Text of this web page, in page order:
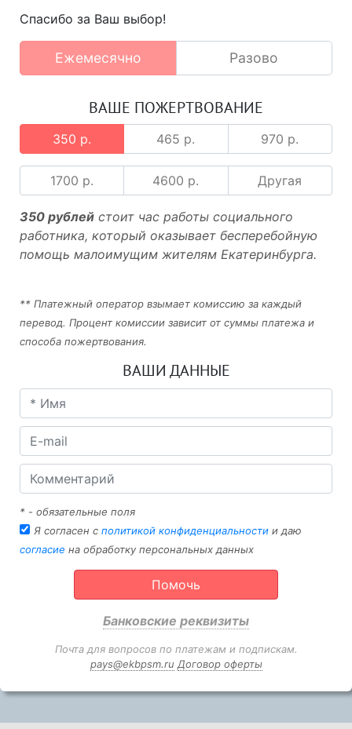
Спасибо за Ваш выбор!
Ежемесячно Разово
ВАШЕ ПОЖЕРТВОВАНИЕ
350 р. 465 р. 970 р.
1700 р. 4600 р. Другая
350 рублей стоит час работы социального
работника, который оказывает бесперебойную
помощь малоимущим жителям Екатеринбурга.
** Платежный оператор взымает комиссию за каждый
перевод. Процент комиссии зависит от суммы платежа и
способа пожертвования.
ВАШИ ДАННЫЕ
* - обязательные поля
Я согласен с политикой конфиденциальности и даю
согласие на обработку персональных данных
Помочь
Банковские реквизиты
Почта для вопросов по платежам и подпискам.
pays@ekbpsm.ru Договор оферты